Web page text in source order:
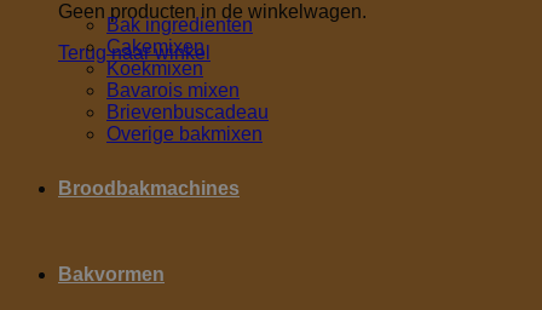
Geen producten in de winkelwagen.
Terug naar winkel
Bak ingredienten
Cakemixen
Koekmixen
Bavarois mixen
Brievenbuscadeau
Overige bakmixen
Broodbakmachines
Bakvormen